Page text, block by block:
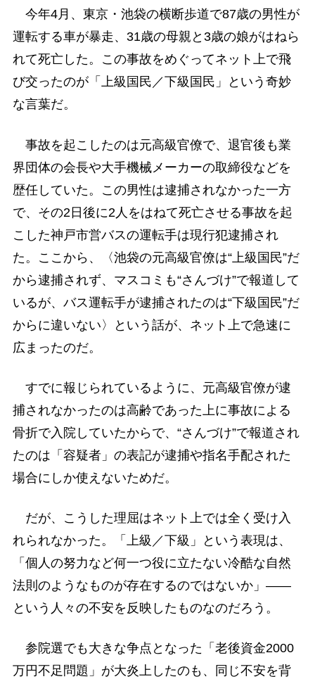
今年4月、東京・池袋の横断歩道で87歳の男性が
運転する車が暴走、31歳の母親と3歳の娘がはねら
れて死亡した。この事故をめぐってネット上で飛
び交ったのが「上級国民／下級国民」という奇妙
な言葉だ。
事故を起こしたのは元高級官僚で、退官後も業
界団体の会長や大手機械メーカーの取締役などを
歴任していた。この男性は逮捕されなかった一方
で、その2日後に2人をはねて死亡させる事故を起
こした神戸市営バスの運転手は現行犯逮捕され
た。ここから、〈池袋の元高級官僚は“上級国民”だ
から逮捕されず、マスコミも“さんづけ”で報道して
いるが、バス運転手が逮捕されたのは“下級国民”だ
からに違いない〉という話が、ネット上で急速に
広まったのだ。
すでに報じられているように、元高級官僚が逮
捕されなかったのは高齢であった上に事故による
骨折で入院していたからで、“さんづけ”で報道され
たのは「容疑者」の表記が逮捕や指名手配された
場合にしか使えないためだ。
だが、こうした理屈はネット上では全く受け入
れられなかった。「上級／下級」という表現は、
「個人の努力など何一つ役に立たない冷酷な自然
法則のようなものが存在するのではないか」――
という人々の不安を反映したものなのだろう。
参院選でも大きな争点となった「老後資金2000
万円不足問題」が大炎上したのも、同じ不安を背